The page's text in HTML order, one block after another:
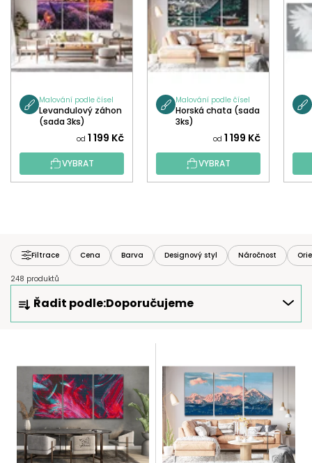
Malování podle čísel
Levandulový záhon
(sada 3ks)
od 1 199 Kč
VYBRAT
Malování podle čísel
Horská chata (sada
3ks)
od 1 199 Kč
VYBRAT
Filtrace Cena Barva Designový styl Náročnost
248 produktů
Z
D
U
Řadit podle:Doporučujeme
Ý
P
R